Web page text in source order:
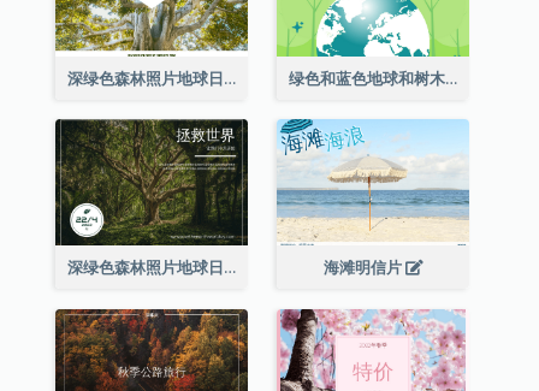
深绿色森林照片地球日明信片 绿色和蓝色地球和树木插图地球日明信片
深绿色森林照片地球日明信片 海滩明信片